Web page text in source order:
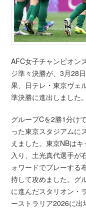
AFC女子チャンピオン
ジ準々決勝が、3月28
果、日テレ・東京ヴェ
準決勝に進出しました。
グループCを2勝1分け
った東京スタジアムに
えました。東京NBは
入り、土光真代選手が
ォワードでプレーする
持して攻めました。グ
に進んだスタリオン・
ーストラリア2026に